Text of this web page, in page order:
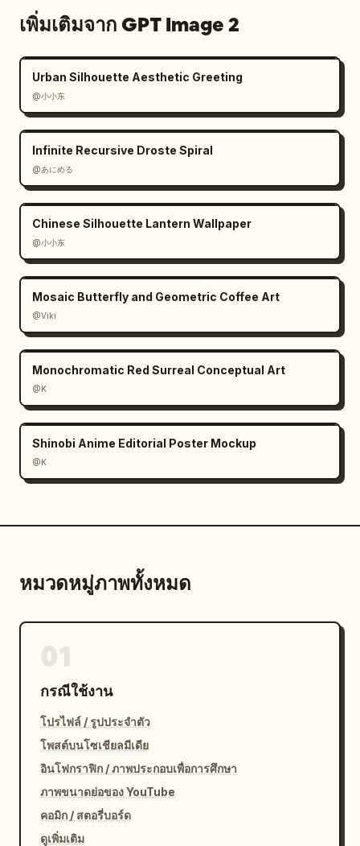
เพิ่มเติมจาก GPT Image 2
Urban Silhouette Aesthetic Greeting
@小小东
Infinite Recursive Droste Spiral
@あにめる
Chinese Silhouette Lantern Wallpaper
@小小东
Mosaic Butterfly and Geometric Coffee Art
@Viki
Monochromatic Red Surreal Conceptual Art
@K
Shinobi Anime Editorial Poster Mockup
@K
หมวดหมู่ภาพทั้งหมด
กรณีใช้งาน
โปรไฟล์ / รูปประจำตัว
โพสต์บนโซเชียลมีเดีย
อินโฟกราฟิก / ภาพประกอบเพื่อการศึกษา
ภาพขนาดย่อของ YouTube
คอมิก / สตอรี่บอร์ด
ดูเพิ่มเติม